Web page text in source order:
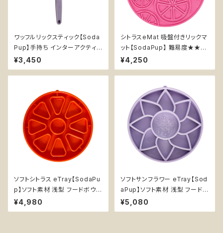
ワッフルリックスティック【Soda
Pup】手持ち インターアクティブ
知育玩具 トレーニング ソダパッ
プ Soda Pup Waffle Lick St
¥3,450
シトラスeMat 吸盤付きリックマ
ット【SodaPup】 難易度★★
早食い防止皿 スローフィーダー
知育 エンリッチメント ストレス
¥4,250
ソフトシトラス eTray【SodaPu
p】ソフト素材 浅型 フードボウル
リックマット 早食い防止皿 スロ
ーフィーダー 知育 エンリッチメ
¥4,980
ソフトサンフラワー eTray【Sod
aPup】ソフト素材 浅型 フードボ
ウル リックマット 早食い防止皿
スローフィーダー 知育 エンリッ
¥5,080